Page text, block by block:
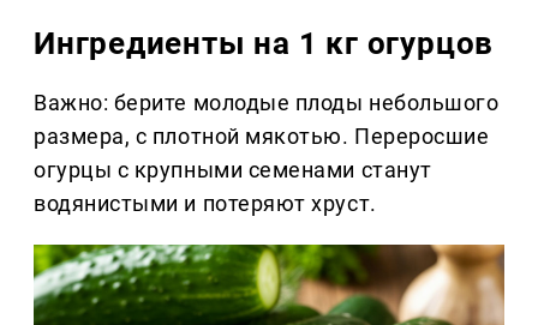
Ингредиенты на 1 кг огурцов
Важно: берите молодые плоды небольшого
размера, с плотной мякотью. Переросшие
огурцы с крупными семенами станут
водянистыми и потеряют хруст.